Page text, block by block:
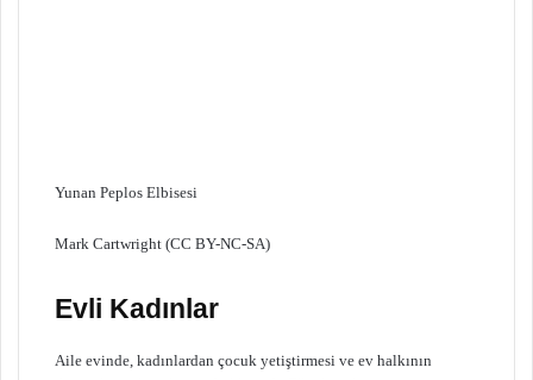
Yunan Peplos Elbisesi
Mark Cartwright (CC BY-NC-SA)
Evli Kadınlar
Aile evinde, kadınlardan çocuk yetiştirmesi ve ev halkının